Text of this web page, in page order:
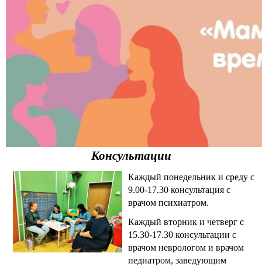
Консультации
Каждый понедельник и среду с
9.00-17.30 консультация с
врачом психиатром.
Каждый вторник и четверг с
15.30-17.30 консультации с
врачом неврологом и врачом
педиатром, заведующим